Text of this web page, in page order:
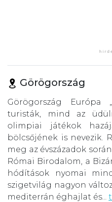
Görögország
Görögország Európa
turisták, mind az
olimpiai játékok
bölcsőjének is nevezik.
meg az évszázadok
Római Birodalom, a
hódítások nyomai
szigetvilág nagyon
mediterrán éghajlat és...